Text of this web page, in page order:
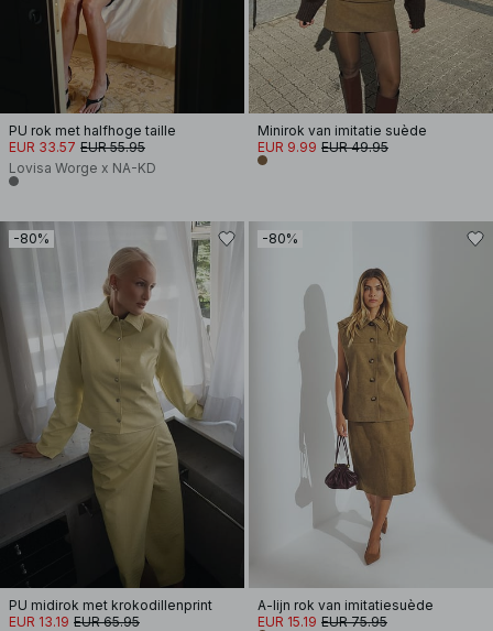
PU rok met halfhoge taille
EUR 33.57 EUR 55.95
Lovisa Worge x NA-KD
Minirok van imitatie suède
EUR 9.99 EUR 49.95
-80%
PU midirok met krokodillenprint
EUR 13.19 EUR 65.95
-80%
A-lijn rok van imitatiesuède
EUR 15.19 EUR 75.95